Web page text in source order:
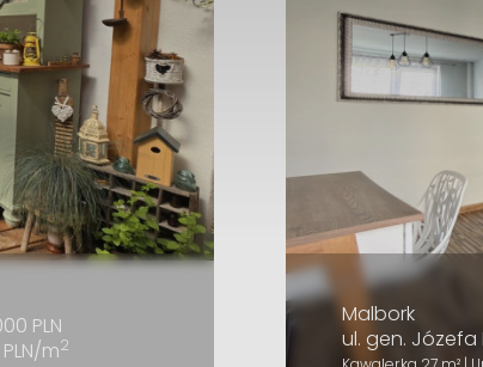
PLN
m2
Malbork
ul. gen. Józefa